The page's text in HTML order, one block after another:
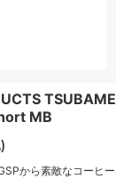
TSUBAME
MB
から素敵なコーヒー